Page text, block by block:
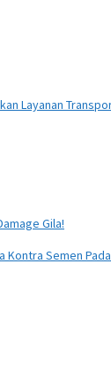
Layanan
Gila!
Kontra Semen